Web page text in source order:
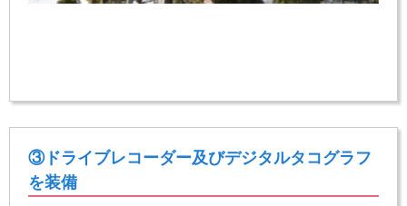
③ドライブレコーダー及びデジタルタコグラフ
を装備